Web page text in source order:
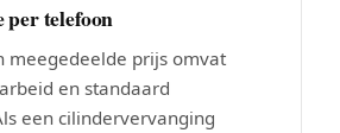
telefoon
meegedeelde prijs omvat
en standaard
een cilindervervanging